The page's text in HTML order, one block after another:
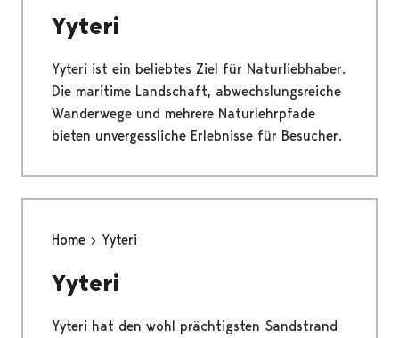
Yyteri
Yyteri ist ein beliebtes Ziel für Naturliebhaber.
Die maritime Landschaft, abwechslungsreiche
Wanderwege und mehrere Naturlehrpfade
bieten unvergessliche Erlebnisse für Besucher.
Home Yyteri
Yyteri
Yyteri hat den wohl prächtigsten Sandstrand